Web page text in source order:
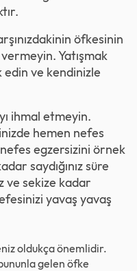
öfkesinin
Yatışmak
edin ve kendinizle
ihmal etmeyin.
hemen nefes
egzersizini örnek
saydığınız süre
ve sekize kadar
yavaş yavaş
oldukça önemlidir.
gelen öfke